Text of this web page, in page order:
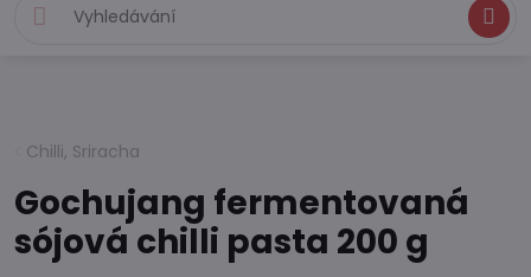
Hledat
Chilli, Sriracha
Gochujang fermentovaná
sójová chilli pasta 200 g